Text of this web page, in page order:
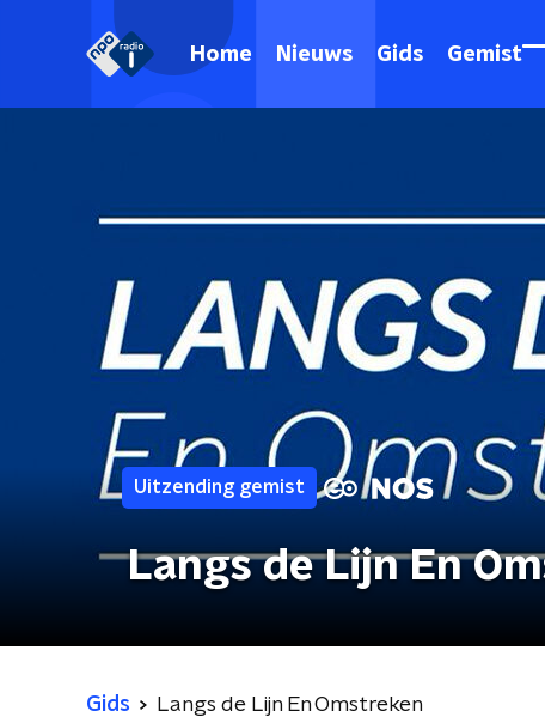
Home Nieuws Gids Gemist
Uitzending gemist
Langs de Lijn En
Gids Langs de Lijn En Omstreken